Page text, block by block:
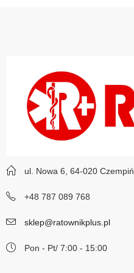
ul. Nowa 6, 64-020 Czempiń
+48 787 089 768
sklep@ratownikplus.pl
Pon - Pt/ 7:00 - 15:00